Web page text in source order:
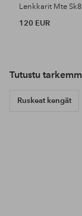
120 EUR
Tutustu
Ruskeat kengät